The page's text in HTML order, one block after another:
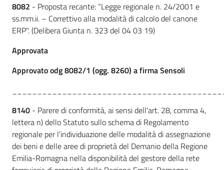
8082 - Proposta recante: “Legge regionale n. 24/2001 e
ss.mm.ii. – Correttivo alla modalità di calcolo del canone
ERP". (Delibera Giunta n. 323 del 04 03 19)
Approvata
Approvato odg 8082/1 (ogg. 8260) a firma Sensoli
8140 - Parere di conformità, ai sensi dell'art. 28, comma 4,
lettera n) dello Statuto sullo schema di Regolamento
regionale per l'individuazione delle modalità di assegnazione
dei beni e delle aree di proprietà del Demanio della Regione
Emilia-Romagna nella disponibilità del gestore della rete